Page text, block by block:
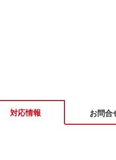
対応情報 お問合